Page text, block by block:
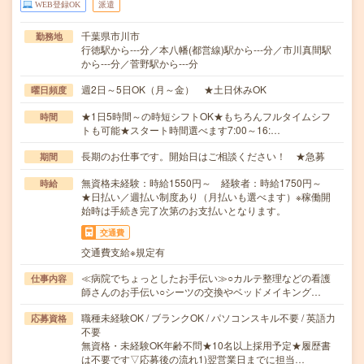
WEB登録OK 派遣
勤務地
千葉県市川市
行徳駅から---分／本八幡(都営線)駅から---分／市川真間駅
から---分／菅野駅から---分
曜日頻度 週2日～5日OK（月～金） ★土日休みOK
時間
★1日5時間～の時短シフトOK★もちろんフルタイムシフ
トも可能★スタート時間選べます7:00～16:…
期間 長期のお仕事です。開始日はご相談ください！ ★急募
時給
無資格未経験：時給1550円～ 経験者：時給1750円～
★日払い／週払い制度あり（月払いも選べます）※稼働開
始時は手続き完了次第のお支払いとなります。
交通費
交通費支給※規定有
仕事内容
≪病院でちょっとしたお手伝い≫○カルテ整理などの看護
師さんのお手伝い○シーツの交換やベッドメイキング…
応募資格
職種未経験OK / ブランクOK / パソコンスキル不要 / 英語力
不要
無資格・未経験OK年齢不問★10名以上採用予定★履歴書
は不要です▽応募後の流れ1)翌営業日までに担当…